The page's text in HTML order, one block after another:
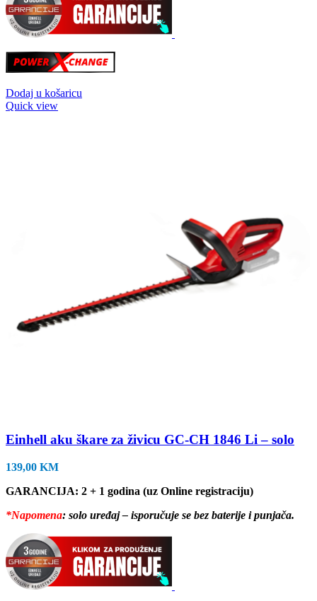
Dodaj u košaricu
Quick view
Einhell aku škare za živicu GC-CH 1846 Li – solo
139,00 KM
GARANCIJA: 2 + 1 godina (uz Online registraciju)
*Napomena: solo uređaj – isporučuje se bez baterije i punjača.